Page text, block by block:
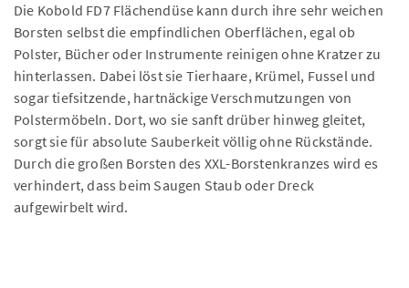
Die Kobold FD7 Flächendüse kann durch ihre sehr weichen
Borsten selbst die empfindlichen Oberflächen, egal ob
Polster, Bücher oder Instrumente reinigen ohne Kratzer zu
hinterlassen. Dabei löst sie Tierhaare, Krümel, Fussel und
sogar tiefsitzende, hartnäckige Verschmutzungen von
Polstermöbeln. Dort, wo sie sanft drüber hinweg gleitet,
sorgt sie für absolute Sauberkeit völlig ohne Rückstände.
Durch die großen Borsten des XXL-Borstenkranzes wird es
verhindert, dass beim Saugen Staub oder Dreck
aufgewirbelt wird.